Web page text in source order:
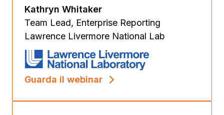
Kathryn Whitaker
Team Lead, Enterprise Reporting
Lawrence Livermore National Lab
Guarda il webinar